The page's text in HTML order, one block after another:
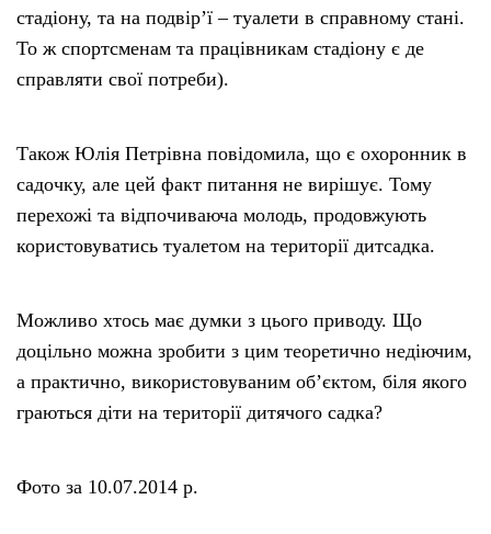
стадіону, та на подвір’ї – туалети в справному стані.
То ж спортсменам та працівникам стадіону є де
справляти свої потреби).
Також Юлія Петрівна повідомила, що є охоронник в
садочку, але цей факт питання не вирішує. Тому
перехожі та відпочиваюча молодь, продовжують
користовуватись туалетом на території дитсадка.
Можливо хтось має думки з цього приводу. Що
доцільно можна зробити з цим теоретично недіючим,
а практично, використовуваним об’єктом, біля якого
граються діти на території дитячого садка?
Фото за 10.07.2014 р.